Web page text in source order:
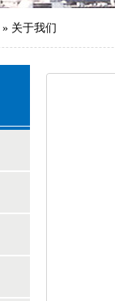
» 关于我们